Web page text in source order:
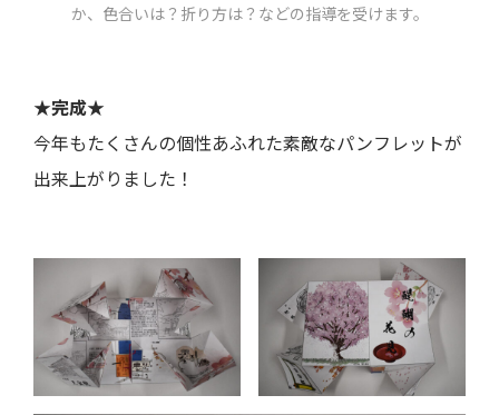
か、色合いは？折り方は？などの指導を受けます。
★完成★
今年もたくさんの個性あふれた素敵なパンフレットが
出来上がりました！